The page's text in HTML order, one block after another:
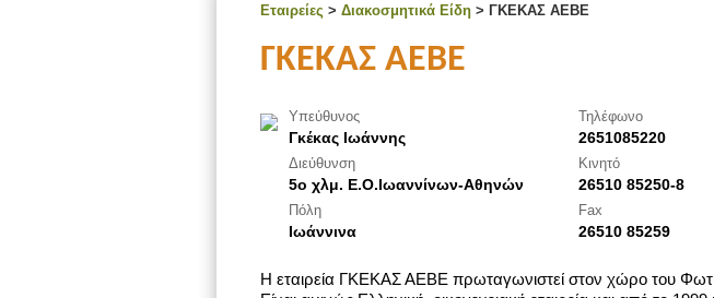
Εταιρείες > Διακοσμητικά Είδη > ΓΚΕΚΑΣ ΑΕΒΕ
ΓΚΕΚΑΣ ΑΕΒΕ
Υπεύθυνος
Γκέκας Ιωάννης
Διεύθυνση
5ο χλμ. Ε.Ο.Ιωαννίνων-Αθηνών
Πόλη
Ιωάννινα
Τηλέφωνο
2651085220
Κινητό
26510 85250-8
Fax
26510 85259
Η εταιρεία ΓΚΕΚΑΣ ΑΕΒΕ πρωταγωνιστεί στον χώρο του